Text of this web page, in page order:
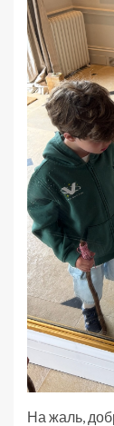
На жаль,